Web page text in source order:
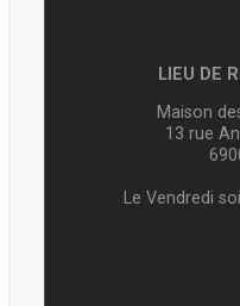
LIEU DE
Maison
13 rue
Le Vendredi